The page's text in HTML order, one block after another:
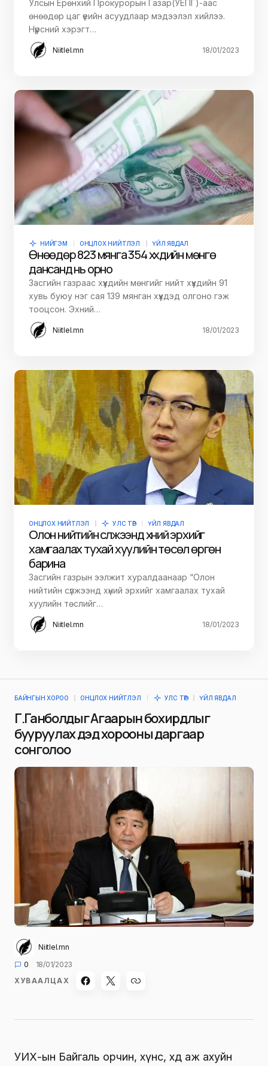
Улсын Ерөнхий Прокурорын Газар(УЕПГ)-аас
өнөөдөр цаг үеийн асуудлаар мэдээлэл хийлээ.
Нүүрсний хэрэгт…
Niitlel.mn 18/01/2023
НИЙГЭМ ОНЦЛОХ НИЙТЛЭЛ ҮЙЛ ЯВДАЛ
Өнөөдөр 823 мянга 354 хүүхдийн мөнгө
дансанд нь орно
Засгийн газраас хүүхдийн мөнгийг нийт хүүхдийн 91
хувь буюу нэг сая 139 мянган хүүхдэд олгоно гэж
тооцсон. Эхний…
Niitlel.mn 18/01/2023
ОНЦЛОХ НИЙТЛЭЛ УЛС ТӨР ҮЙЛ ЯВДАЛ
Олон нийтийн сүлжээнд хүний эрхийг
хамгаалах тухай хуулийн төсөл өргөн
барина
Засгийн газрын ээлжит хуралдаанаар “Олон
нийтийн сүлжээнд хүний эрхийг хамгаалах тухай
хуулийн төслийг…
Niitlel.mn 18/01/2023
БАЙНГЫН ХОРОО ОНЦЛОХ НИЙТЛЭЛ УЛС ТӨР ҮЙЛ ЯВДАЛ
Г.Ганболдыг Агаарын бохирдлыг
бууруулах дэд хорооны даргаар
сонголоо
Niitlel.mn
0
18/01/2023
ХУВААЛЦАХ
УИХ-ын Байгаль орчин, хүнс, хөдөө аж ахуйн